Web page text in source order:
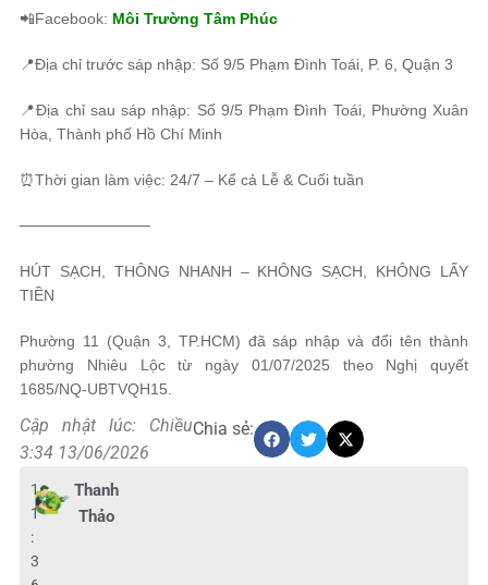
📲Facebook: Môi Trường Tâm Phúc
📍Địa chỉ trước sáp nhập: Số 9/5 Phạm Đình Toái, P. 6, Quận 3
📍Địa chỉ sau sáp nhập: Số 9/5 Phạm Đình Toái, Phường Xuân
Hòa, Thành phố Hồ Chí Minh
⏰Thời gian làm việc: 24/7 – Kể cả Lễ & Cuối tuần
────────────
HÚT SẠCH, THÔNG NHANH – KHÔNG SẠCH, KHÔNG LẤY
TIỀN
Phường 11 (Quận 3, TP.HCM) đã sáp nhập và đổi tên thành
phường Nhiêu Lộc từ ngày 01/07/2025 theo Nghị quyết
1685/NQ-UBTVQH15.
Cập nhật lúc: Chiều
3:34 13/06/2026
Chia sẻ:
Thanh
Thảo
1
1
:
3